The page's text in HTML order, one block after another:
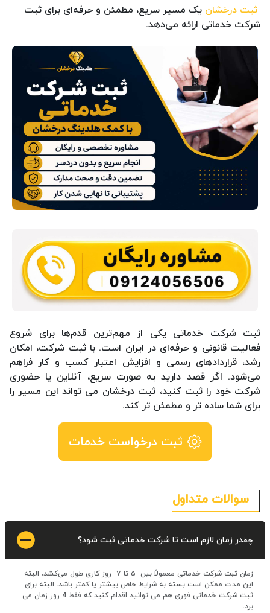
ثبت درخشان یک مسیر سریع، مطمئن و حرفه‌ای برای ثبت
شرکت خدماتی ارائه می‌دهد.
ثبت شرکت خدماتی یکی از مهم‌ترین قدم‌ها برای شروع
فعالیت قانونی و حرفه‌ای در ایران است. با ثبت شرکت، امکان
رشد، قراردادهای رسمی و افزایش اعتبار کسب و کار فراهم
می‌شود. اگر قصد دارید به صورت سریع، آنلاین یا حضوری
شرکت خود را ثبت کنید، ثبت درخشان می تواند این مسیر را
برای شما ساده تر و مطمئن تر کند.
ثبت درخواست خدمات
سوالات متداول
چقدر زمان لازم است تا شرکت خدماتی ثبت شود؟
زمان ثبت شرکت خدماتی معمولاً بین ۵ تا ۷ روز کاری طول می‌کشد، البته
این مدت ممکن است بسته به شرایط خاص بیشتر یا کمتر باشد. البته برای
ثبت شرکت خدماتی فوری هم می توانید اقدام کنید که فقط 4 روز زمان می
برد.